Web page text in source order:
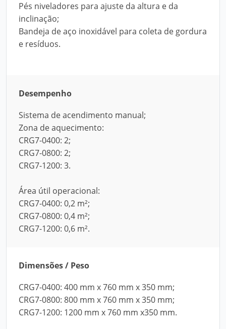
Pés niveladores para ajuste da altura e da
inclinação;
Bandeja de aço inoxidável para coleta de gordura
e resíduos.
Desempenho
Sistema de acendimento manual;
Zona de aquecimento:
CRG7-0400: 2;
CRG7-0800: 2;
CRG7-1200: 3.
Área útil operacional:
CRG7-0400: 0,2 m²;
CRG7-0800: 0,4 m²;
CRG7-1200: 0,6 m².
Dimensões / Peso
CRG7-0400: 400 mm x 760 mm x 350 mm;
CRG7-0800: 800 mm x 760 mm x 350 mm;
CRG7-1200: 1200 mm x 760 mm x350 mm.